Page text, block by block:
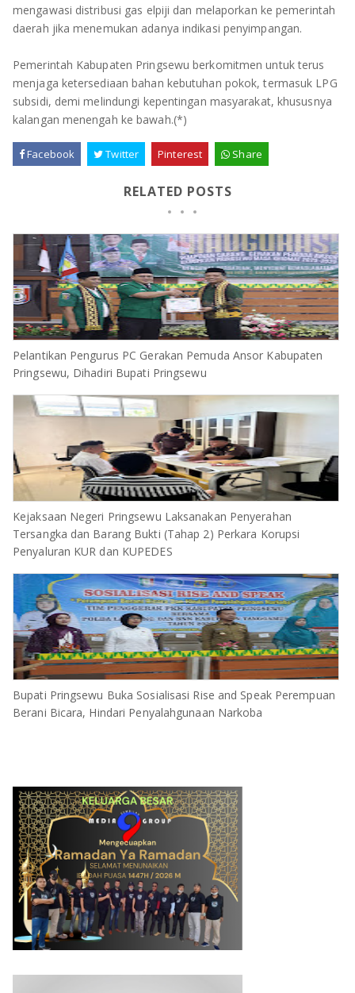
mengawasi distribusi gas elpiji dan melaporkan ke pemerintah
daerah jika menemukan adanya indikasi penyimpangan.
‎Pemerintah Kabupaten Pringsewu berkomitmen untuk terus
menjaga ketersediaan bahan kebutuhan pokok, termasuk LPG
subsidi, demi melindungi kepentingan masyarakat, khususnya
kalangan menengah ke bawah.(*)
Facebook Twitter Pinterest Share
RELATED POSTS
Pelantikan Pengurus PC Gerakan Pemuda Ansor Kabupaten
Pringsewu, Dihadiri Bupati Pringsewu
Kejaksaan Negeri Pringsewu Laksanakan Penyerahan
Tersangka dan Barang Bukti (Tahap 2) Perkara Korupsi
Penyaluran KUR dan KUPEDES
Bupati Pringsewu Buka Sosialisasi Rise and Speak Perempuan
Berani Bicara, Hindari Penyalahgunaan Narkoba